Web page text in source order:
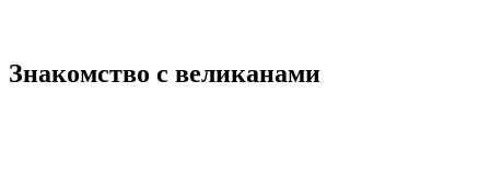
Знакомство с великанами